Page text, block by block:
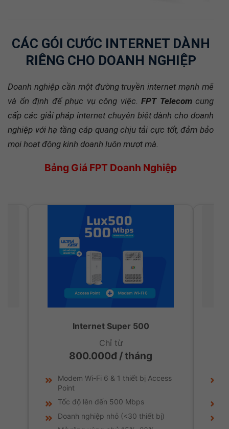
RIÊNG CHO DOANH NGHIỆP
và ổn định để phục vụ công việc.FPT Telecomcung
cấp các giải pháp internet chuyên biệt dành cho doanh
nghiệp với hạ tầng cáp quang chịu tải cực tốt, đảm bảo
mọi hoạt động kinh doanh luôn mượt mà.
Chỉ từ
800.000đ / tháng
Point
Tốc độ lên đến 500 Mbps
Doanh nghiệp nhỏ (<30 thiết bị)
Mở rộng vùng phủ 15%~23%